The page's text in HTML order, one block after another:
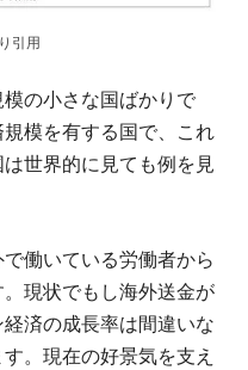
引用
の小さな国ばかりで
模を有する国で、これ
世界的に見ても例を見
働いている労働者から
現状でもし海外送金が
済の成長率は間違いな
。現在の好景気を支え